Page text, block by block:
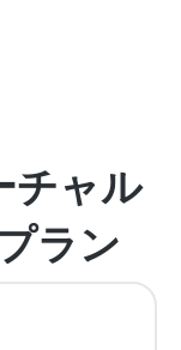
チャル
ラン